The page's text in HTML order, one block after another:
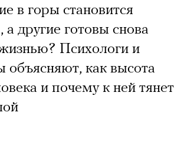
в горы становится
другие готовы снова
Психологи и
объясняют, как высота
и почему к ней тянет